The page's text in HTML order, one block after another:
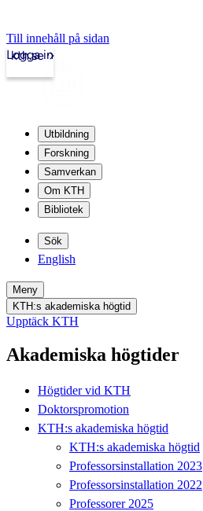
Till innehåll på sidan
kth.se
Logga in
Utbildning
Forskning
Samverkan
Om KTH
Bibliotek
Sök
English
Meny
KTH:s akademiska högtid
Upptäck KTH
Akademiska högtider
Högtider vid KTH
Doktorspromotion
KTH:s akademiska högtid
KTH:s akademiska högtid
Professorsinstallation 2023
Professorsinstallation 2022
Professorer 2025